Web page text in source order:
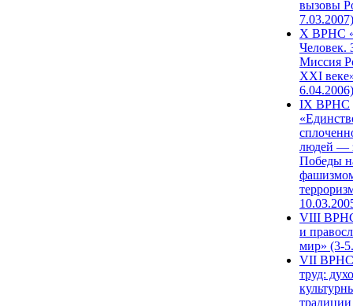
вызовы
7.03.2007)
X ВРНС
Человек.
Миссия
XXI
6.04.2006)
IX ВРНС
людей —
Победы
VIII
и
мир» (3-
VII ВРНС
труд: